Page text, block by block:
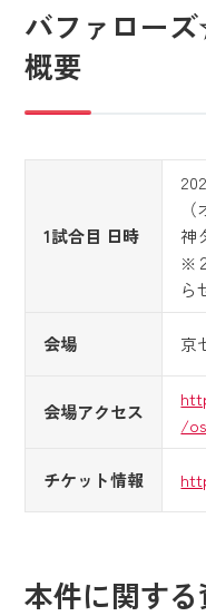
バファロー
概要
1試合目 日時
神
※
ら
会場 京
会場アクセス
/
チケット情報
本件に関す